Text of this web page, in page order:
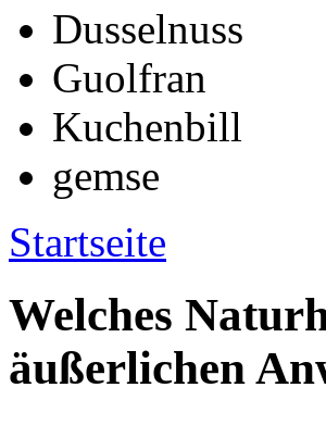
Dusselnuss
Guolfran
Kuchenbill
gemse
Startseite
Welches
äußerlichen